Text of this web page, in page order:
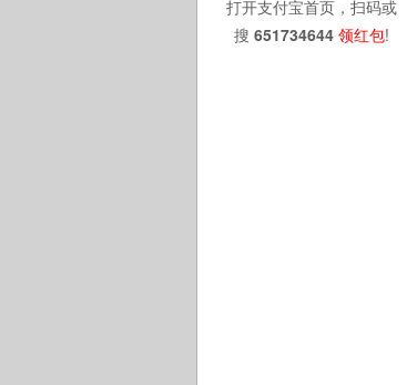
打开支付宝首页，扫码或
搜 651734644 领红包!